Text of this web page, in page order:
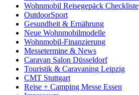
Wohnmobil Reisegepäck Checkliste
OutdoorSport
Gesundheit & Ernährung
Neue Wohnmobilmodelle
Wohnmobil-Finanzierung
Messetermine & News
Caravan Salon Düsseldorf
Touristik & Caravaning Leipzig
CMT Stuttgart
Reise + Camping Messe Essen